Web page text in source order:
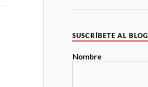
SUSCRÍBETE AL BLOG
Nombre